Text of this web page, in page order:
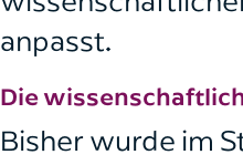
anpasst.
Die
Bisher wurde im